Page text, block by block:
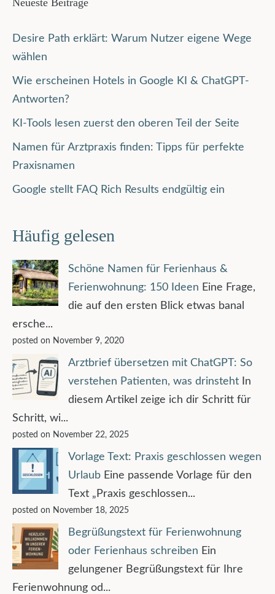
Desire Path erklärt: Warum Nutzer eigene Wege
wählen
Wie erscheinen Hotels in Google KI & ChatGPT-
Antworten?
KI-Tools lesen zuerst den oberen Teil der Seite
Namen für Arztpraxis finden: Tipps für perfekte
Praxisnamen
Google stellt FAQ Rich Results endgültig ein
Häufig gelesen
Schöne Namen für Ferienhaus &
Ferienwohnung: 150 Ideen Eine Frage,
die auf den ersten Blick etwas banal
ersche...
posted on November 9, 2020
Arztbrief übersetzen mit ChatGPT: So
verstehen Patienten, was drinsteht
In
diesem Artikel zeige ich dir Schritt für
Schritt, wi...
posted on November 22, 2025
Vorlage Text: Praxis geschlossen wegen
Urlaub Eine passende Vorlage für den
Text „Praxis geschlossen...
posted on November 18, 2025
Begrüßungstext für Ferienwohnung
oder Ferienhaus schreiben Ein
gelungener Begrüßungstext für Ihre
Ferienwohnung od...